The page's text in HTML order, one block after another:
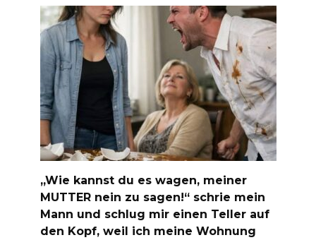
„Wie kannst du es wagen, meiner
MUTTER nein zu sagen!“ schrie mein
Mann und schlug mir einen Teller auf
den Kopf, weil ich meine Wohnung